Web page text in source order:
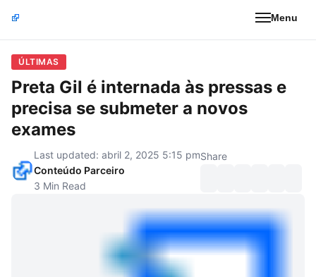
Menu
ÚLTIMAS
Preta Gil é internada às pressas e
precisa se submeter a novos
exames
Last updated: abril 2, 2025 5:15 pm
Conteúdo Parceiro
3 Min Read
Share